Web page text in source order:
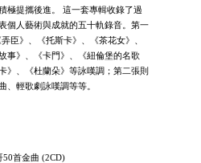
極提攜後進。 這一套專輯收錄了過
個人藝術與成就的五十軌錄音。第一
臣》、《托斯卡》、《茶花女》、
事》、《卡門》、《紐倫堡的名歌
》、《杜蘭朵》等詠嘆調；第二張則
、輕歌劇詠嘆調等等。
50首金曲 (2CD)